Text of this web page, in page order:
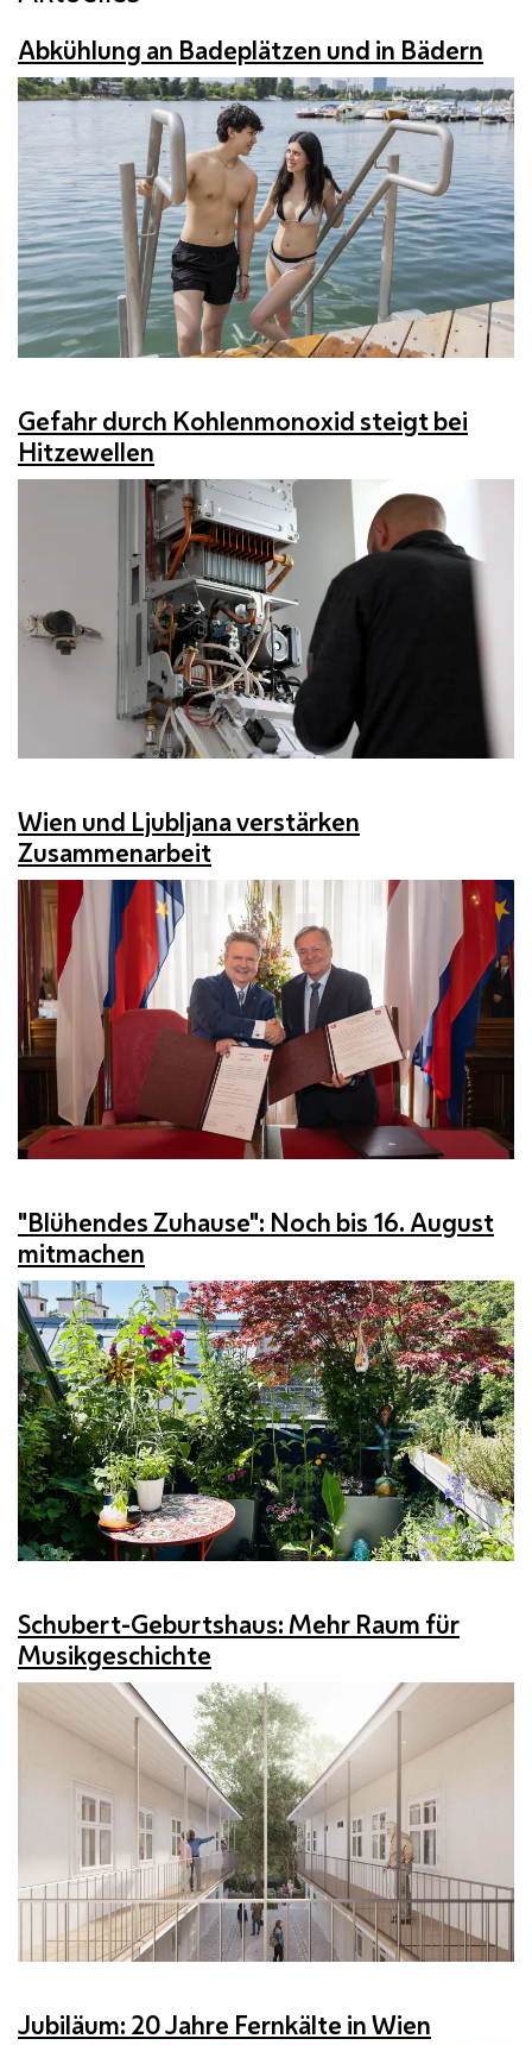
Abkühlung an Badeplätzen und in Bädern
Gefahr durch Kohlenmonoxid steigt bei
Hitzewellen
Wien und Ljubljana verstärken
Zusammenarbeit
"Blühendes Zuhause": Noch bis 16. August
mitmachen
Schubert-Geburtshaus: Mehr Raum für
Musikgeschichte
Jubiläum: 20 Jahre Fernkälte in Wien